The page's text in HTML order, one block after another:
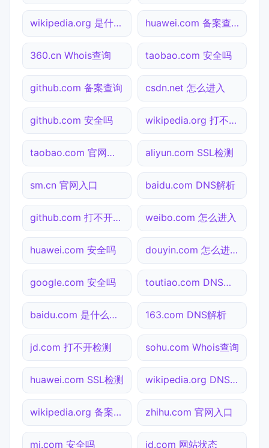
wikipedia.org 是什么网站 huawei.com 备案查询
360.cn Whois查询 taobao.com 安全吗
github.com 备案查询 csdn.net 怎么进入
github.com 安全吗 wikipedia.org 打不开检测
taobao.com 官网入口 aliyun.com SSL检测
sm.cn 官网入口 baidu.com DNS解析
github.com 打不开检测 weibo.com 怎么进入
huawei.com 安全吗 douyin.com 怎么进入
google.com 安全吗 toutiao.com DNS解析
baidu.com 是什么网站 163.com DNS解析
jd.com 打不开检测 sohu.com Whois查询
huawei.com SSL检测 wikipedia.org DNS解析
wikipedia.org 备案查询 zhihu.com 官网入口
mi.com 安全吗 jd.com 网站状态